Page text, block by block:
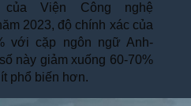
Viện Công nghệ
2023, độ chính xác của
với cặp ngôn ngữ Anh-
này giảm xuống 60-70%
phổ biến hơn.